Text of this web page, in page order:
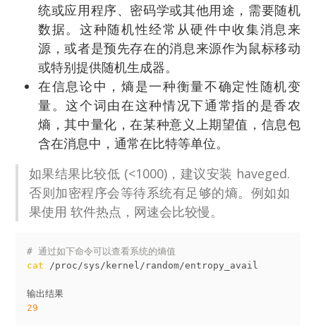
统或应用程序、密码学或其他用途，需要随机
数据。这种随机性经常从硬件中收集消息来
源，或者是预先存在的消息来源作为鼠标移动
或特别提供随机生成器。
在信息论中，熵是一种衡量不确定性随机变
量。这个词由在这种情况下通常指的是香农
熵，其中量化，在某种意义上期望值，信息包
含在消息中，通常在比特等单位。
如果结果比较低 (<1000)，建议安装 haveged.
否则加密程序会等待系统有足够的熵。例如如
果使用 软件热点，网速会比较慢。
# 通过如下命令可以查看系统的熵值
cat /proc/sys/kernel/random/entropy_avail
29